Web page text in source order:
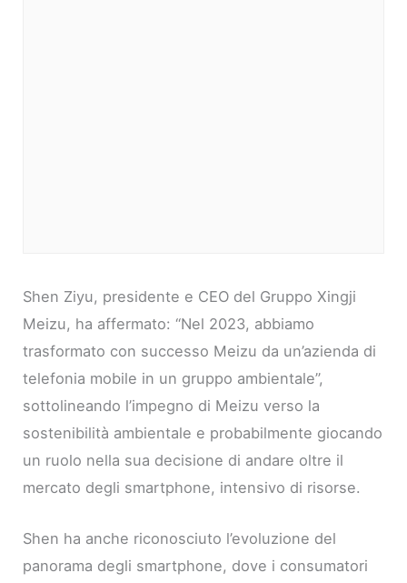
Shen Ziyu, presidente e CEO del Gruppo Xingji
Meizu, ha affermato: “Nel 2023, abbiamo
trasformato con successo Meizu da un’azienda di
telefonia mobile in un gruppo ambientale”,
sottolineando l’impegno di Meizu verso la
sostenibilità ambientale e probabilmente giocando
un ruolo nella sua decisione di andare oltre il
mercato degli smartphone, intensivo di risorse.
Shen ha anche riconosciuto l’evoluzione del
panorama degli smartphone, dove i consumatori